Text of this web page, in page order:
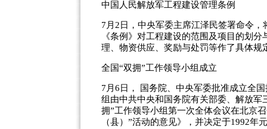
中国人民解放军工程建设管理条例
7月2日，中央军委主席江泽民签署命令
《条例》对工程建设的范围及项目的划
理、物资供应、奖励与处罚等作了具体规
全国“双拥”工作领导小组成立
7月6日， 国务院、中央军委批准成立全
组由中共中央和国务院有关部委、解放
拥”工作领导小组第一次全体会议在北京
（县）”活动的意见》，并决定于1992年